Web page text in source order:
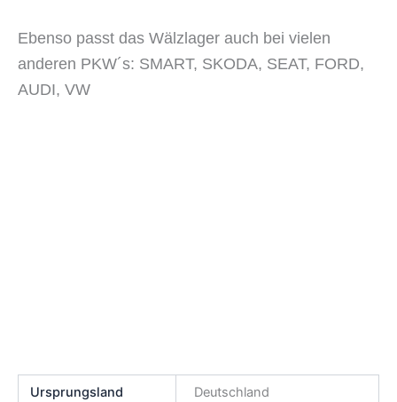
Ebenso passt das Wälzlager auch bei vielen
anderen PKW´s: SMART, SKODA, SEAT, FORD,
AUDI, VW
Ursprungsland Deutschland